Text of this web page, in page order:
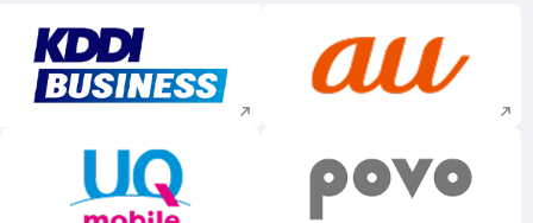
新規ウィンドウで開く 新規ウィンドウで
新規ウィンドウで開く 新規ウィンドウで